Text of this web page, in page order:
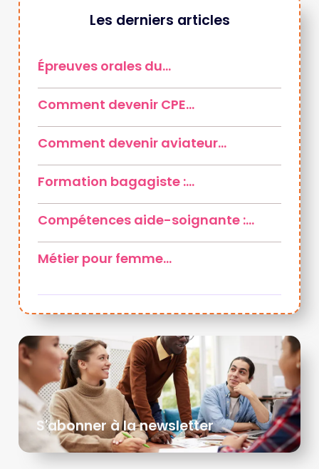
Les derniers articles
Épreuves orales du…
Comment devenir CPE…
Comment devenir aviateur…
Formation bagagiste :…
Compétences aide-soignante :…
Métier pour femme…
S'abonner à la newsletter